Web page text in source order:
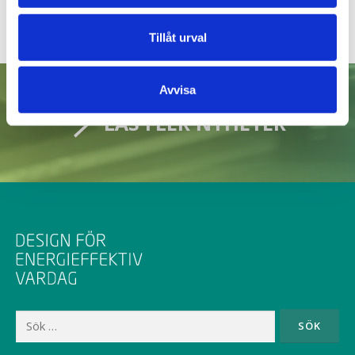
Tillåt urval
Avvisa
LÄS FLER NYHETER